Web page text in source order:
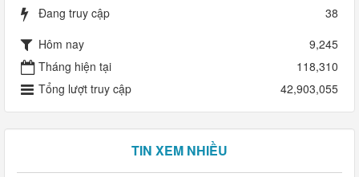
Đang truy cập
38
Hôm nay
9,245
Tháng hiện tại
118,310
Tổng lượt truy cập
42,903,055
TIN XEM NHIỀU